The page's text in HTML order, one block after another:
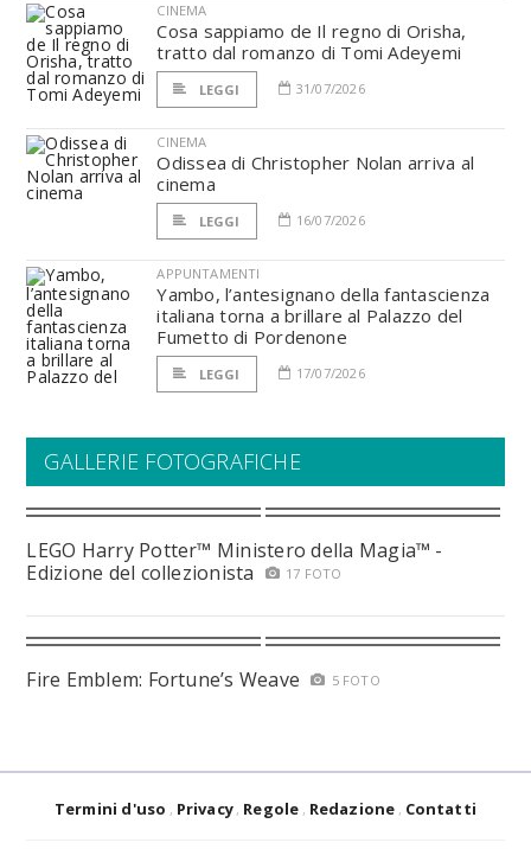
CINEMA
Cosa sappiamo de Il regno di Orisha,
tratto dal romanzo di Tomi Adeyemi
LEGGI 31/07/2026
CINEMA
Odissea di Christopher Nolan arriva al
cinema
LEGGI 16/07/2026
APPUNTAMENTI
Yambo, l’antesignano della fantascienza
italiana torna a brillare al Palazzo del
Fumetto di Pordenone
LEGGI 17/07/2026
GALLERIE FOTOGRAFICHE
LEGO Harry Potter™ Ministero della Magia™ -
Edizione del collezionista
17 FOTO
Fire Emblem: Fortune’s Weave 5 FOTO
Termini d'uso Privacy Regole Redazione Contatti